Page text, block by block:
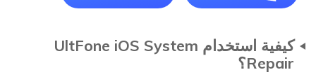
كيفية استخدام UltFone iOS System
Repair؟